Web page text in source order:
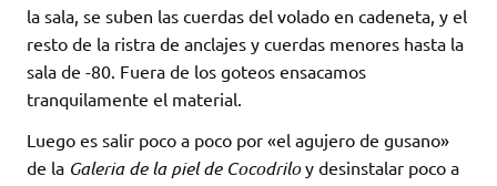
la sala, se suben las cuerdas del volado en cadeneta, y el
resto de la ristra de anclajes y cuerdas menores hasta la
sala de -80. Fuera de los goteos ensacamos
tranquilamente el material.
Luego es salir poco a poco por «el agujero de gusano»
de la Galeria de la piel de Cocodriloy desinstalar poco a